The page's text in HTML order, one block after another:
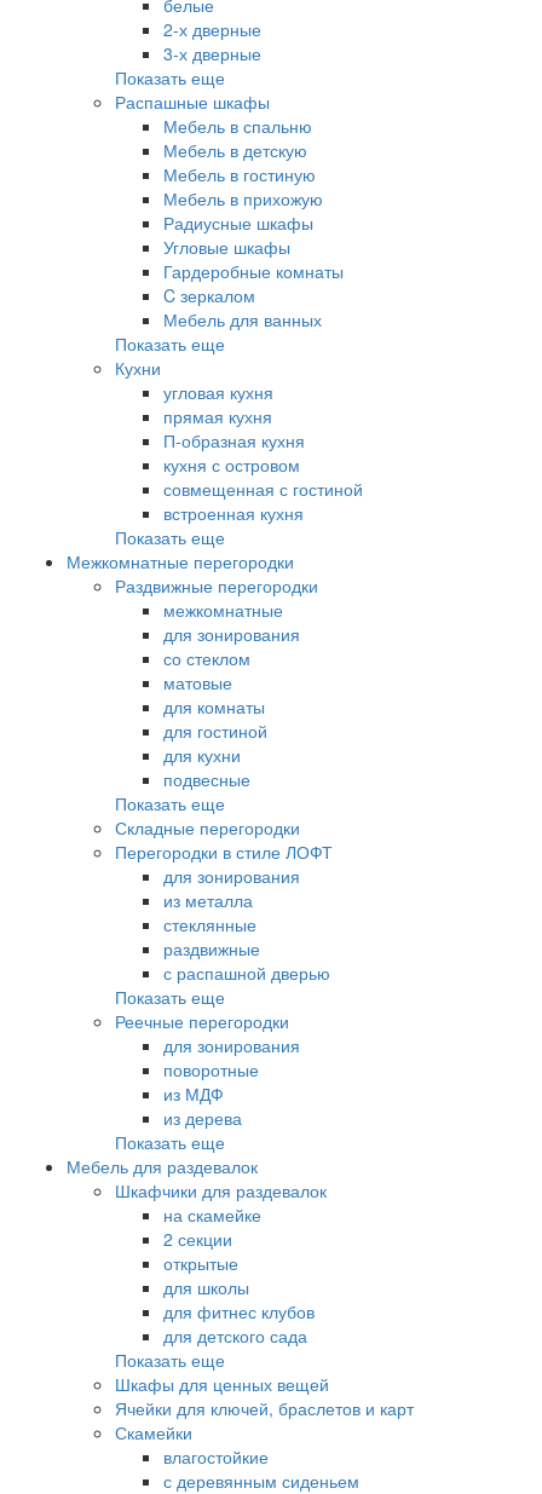
2-х дверные
3-х дверные
Показать еще
Распашные шкафы
Мебель в спальню
Мебель в детскую
Мебель в гостиную
Мебель в прихожую
Радиусные шкафы
Угловые шкафы
Гардеробные комнаты
C зеркалом
Мебель для ванных
Показать еще
Кухни
угловая кухня
прямая кухня
П-образная кухня
кухня с островом
совмещенная с гостиной
встроенная кухня
Показать еще
Межкомнатные перегородки
Раздвижные перегородки
межкомнатные
для зонирования
со стеклом
матовые
для комнаты
для гостиной
для кухни
подвесные
Показать еще
Складные перегородки
Перегородки в стиле ЛОФТ
для зонирования
из металла
стеклянные
раздвижные
с распашной дверью
Показать еще
Реечные перегородки
для зонирования
поворотные
из МДФ
из дерева
Показать еще
Мебель для раздевалок
Шкафчики для раздевалок
на скамейке
2 секции
открытые
для школы
для фитнес клубов
для детского сада
Показать еще
Шкафы для ценных вещей
Ячейки для ключей, браслетов и карт
Скамейки
влагостойкие
с деревянным сиденьем